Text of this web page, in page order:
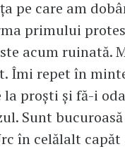
pe care am
primului
acum ruinată.
Îmi repet în
proști şi fă-i
Sunt
în celălalt capăt